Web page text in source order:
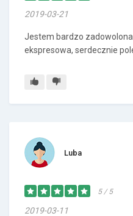
2019-03-21
Jestem bardzo zadowolona
ekspresowa, serdecznie
Luba
5 / 5
2019-03-11